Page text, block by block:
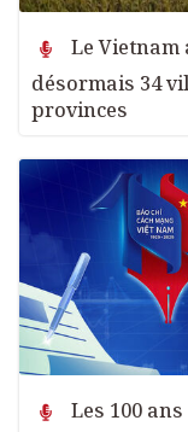
Le Vietnam
désormais 34
provinces
Les 100 ans